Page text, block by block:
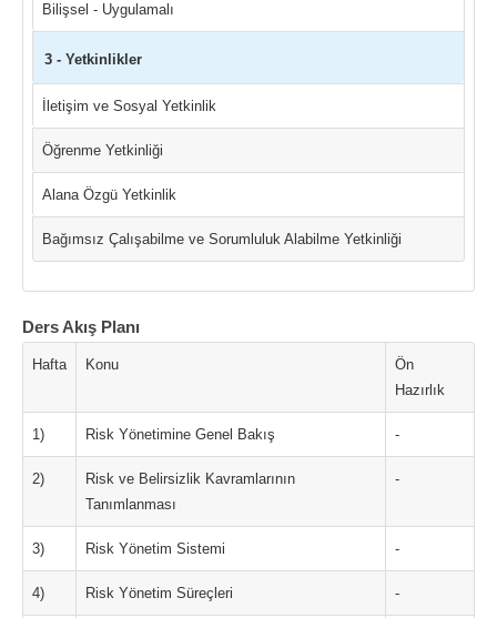
Bilişsel - Uygulamalı
3 - Yetkinlikler
İletişim ve Sosyal Yetkinlik
Öğrenme Yetkinliği
Alana Özgü Yetkinlik
Bağımsız Çalışabilme ve Sorumluluk Alabilme Yetkinliği
Ders Akış Planı
Hafta Konu
Ön
Hazırlık
1) Risk Yönetimine Genel Bakış -
2)
Risk ve Belirsizlik Kavramlarının
Tanımlanması
-
3) Risk Yönetim Sistemi -
4) Risk Yönetim Süreçleri -